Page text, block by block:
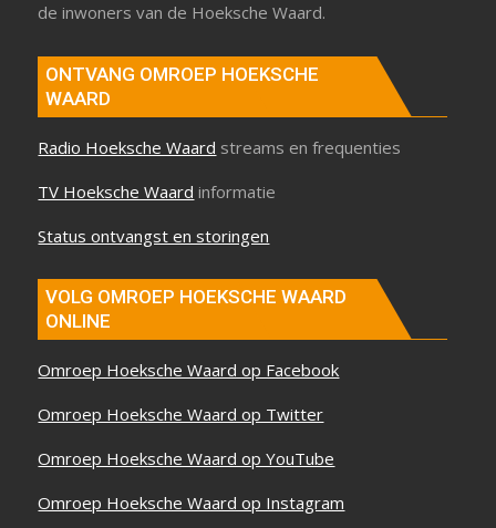
de inwoners van de Hoeksche Waard.
ONTVANG OMROEP HOEKSCHE
WAARD
Radio Hoeksche Waard streams en frequenties
TV Hoeksche Waard informatie
Status ontvangst en storingen
VOLG OMROEP HOEKSCHE WAARD
ONLINE
Omroep Hoeksche Waard op Facebook
Omroep Hoeksche Waard op Twitter
Omroep Hoeksche Waard op YouTube
Omroep Hoeksche Waard op Instagram